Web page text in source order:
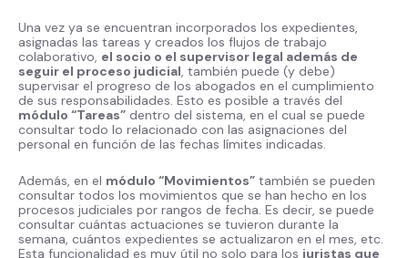
Una vez ya se encuentran incorporados los expedientes,
asignadas las tareas y creados los flujos de trabajo
colaborativo, el socio o el supervisor legal además de
seguir el proceso judicial, también puede (y debe)
supervisar el progreso de los abogados en el cumplimiento
de sus responsabilidades. Esto es posible a través del
módulo “Tareas” dentro del sistema, en el cual se puede
consultar todo lo relacionado con las asignaciones del
personal en función de las fechas límites indicadas.
Además, en el módulo “Movimientos” también se pueden
consultar todos los movimientos que se han hecho en los
procesos judiciales por rangos de fecha. Es decir, se puede
consultar cuántas actuaciones se tuvieron durante la
semana, cuántos expedientes se actualizaron en el mes, etc.
Esta funcionalidad es muy útil no solo para los juristas que